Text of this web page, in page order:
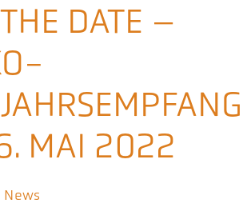
DATE –
MAI 2022
News